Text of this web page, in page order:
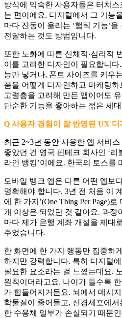
방식에 익숙한 사용자들은 터치
는 편이에요. 디지털에서 그 기능
마다 진동이 울리는 ‘햅틱 기능’
전달하는 것도 방법입니다.
또한 노화에 따른 신체적·심리적
이를 고려한 디자인이 필요합니다
능만 넣거나, 폰트 사이즈를 키우
품을 어떻게 디자인하고 마케팅
고령층을 고려해 만든 앱이어도
단순한 기능을 좋아하는 젊은 세
Q 사용자 경험이 잘 반영된 UX
최근 2~3년 동안 사용한 앱 서비
좋았던 건 영국 핀테크 회사인 ‘리
라인 뱅킹’이에요. 한국의 토스를
모바일 뱅크 앱은 다른 어떤 앱보
명확해야 합니다. 3년 전 처음 이
에 한 가지’(One Thing Per Page)
개 이상은 되었던 것 같아요. 과정
마다 제가 은행 계좌 개설을 제대
주었습니다.
한 화면에 한 가지 행동만 집중하
하지만 강력합니다. 특히 디지털
필요한 요소라는 걸 느꼈는데요.
원칙이더라고요. 나이가 들수록
가 힘들어지거든요. 뇌에서 메시
학물질이 줄어들고, 신경세포에
한 수용체 일부가 손실되기 때문